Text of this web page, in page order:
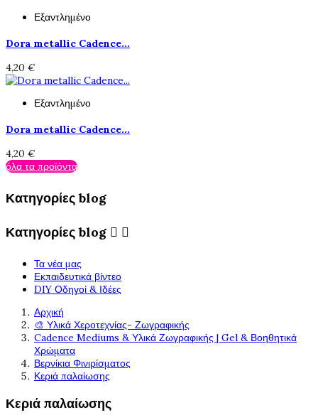
Εξαντλημένο
Dora metallic Cadence...
4,20 €
Εξαντλημένο
Dora metallic Cadence...
4,20 €
όλα τα προϊόντα
Κατηγορίες blog
Κατηγορίες blog  
Τα νέα μας
Εκπαιδευτικά βίντεο
DIY Οδηγοί & Ιδέες
Αρχική
🎨 Υλικά Χεροτεχνίας- Ζωγραφικής
Cadence Mediums & Υλικά Ζωγραφικής | Gel & Βοηθητικά
Χρώματα
Βερνίκια Φινιρίσματος
Κεριά παλαίωσης
Κεριά παλαίωσης